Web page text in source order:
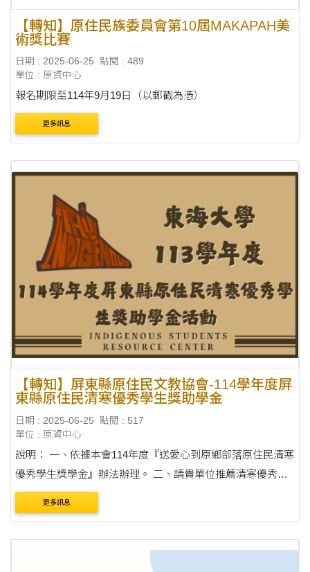
【轉知】原住民族委員會第10屆MAKAPAH美
術獎比賽
日期 : 2025-06-25
點閱 : 489
單位 : 原資中心
報名期限至114年9月19日（以郵戳為憑）
更多訊息
【轉知】屏東縣原住民文教協會-114學年度屏
東縣原住民清寒優秀學生獎助學金
日期 : 2025-06-25
點閱 : 517
單位 : 原資中心
說明： 一、依據本會114年度『送愛心到原鄉部落原住民清寒
優秀學生獎學金』辦法辦理。 二、請貴單位推薦清寒優秀學
生（高中生、大專生）並協助完成申請表格（如附件一）
三、申請條件： 各校家境確實清寒，....
更多訊息